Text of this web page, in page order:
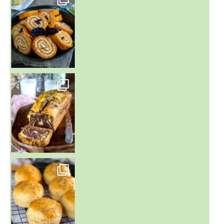
~ BUNS MAISON ~
Un peu de boulange par ici au